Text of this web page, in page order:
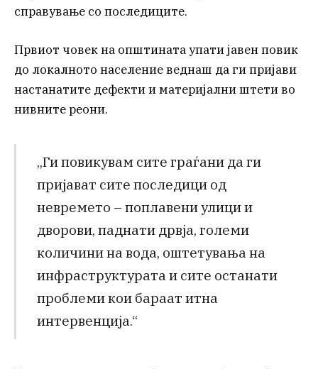
справување со последиците.
Првиот човек на општината упати јавен повик
до локалното население веднаш да ги пријави
настанатите дефекти и материјални штети во
нивните реони.
„Ги повикувам сите граѓани да ги
пријават сите последици од
невремето – поплавени улици и
дворови, паднати дрвја, големи
количини на вода, оштетувања на
инфраструктурата и сите останати
проблеми кои бараат итна
интервенција.“